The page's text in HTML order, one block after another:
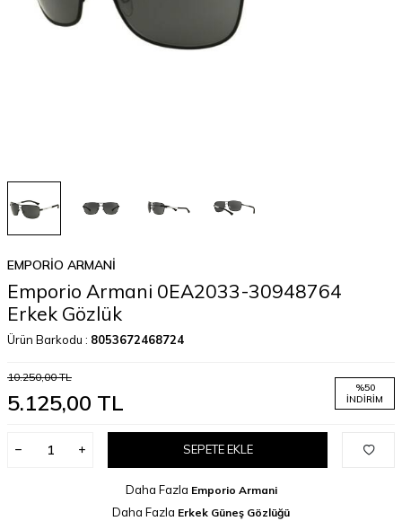
EMPORIO ARMANI
Emporio Armani 0EA2033-30948764
Erkek Gözlük
Ürün Barkodu : 8053672468724
10.250,00TL
5.125,00 TL
%50
İNDIRIM
SEPETE EKLE
Daha Fazla Emporio Armani
Daha Fazla Erkek Güneş Gözlüğü